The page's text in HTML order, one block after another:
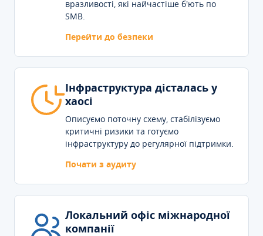
вразливості, які найчастіше б'ють по
SMB.
Перейти до безпеки
Інфраструктура дісталась у
хаосі
Описуємо поточну схему, стабілізуємо
критичні ризики та готуємо
інфраструктуру до регулярної підтримки.
Почати з аудиту
Локальний офіс міжнародної
компанії